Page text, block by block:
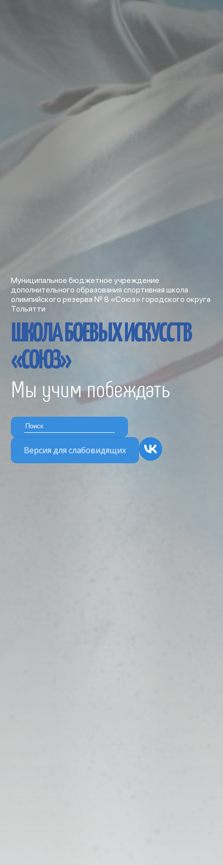
Муниципальное бюджетное учреждение
дополнительного образования спортивная школа
олимпийского резерва № 8 «Союз» городского округа
Тольятти
ШКОЛА БОЕВЫХ ИСКУССТВ
«СОЮЗ»
Мы учим побеждать
Версия для слабовидящих